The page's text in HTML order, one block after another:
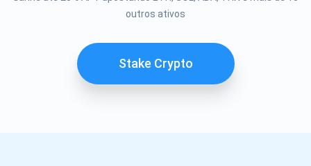
outros ativos
Stake Crypto
INSCREVER